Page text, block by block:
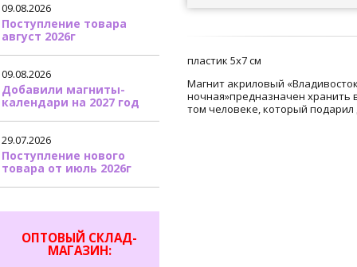
09.08.2026
Поступление товара
август 2026г
09.08.2026
Добавили магниты-
календари на 2027 год
29.07.2026
Поступление нового
товара от июль 2026г
ОПТОВЫЙ СКЛАД-
МАГАЗИН:
пластик 5х7 см
Магнит акриловый
ночная»предназначен хранить
том человеке, который